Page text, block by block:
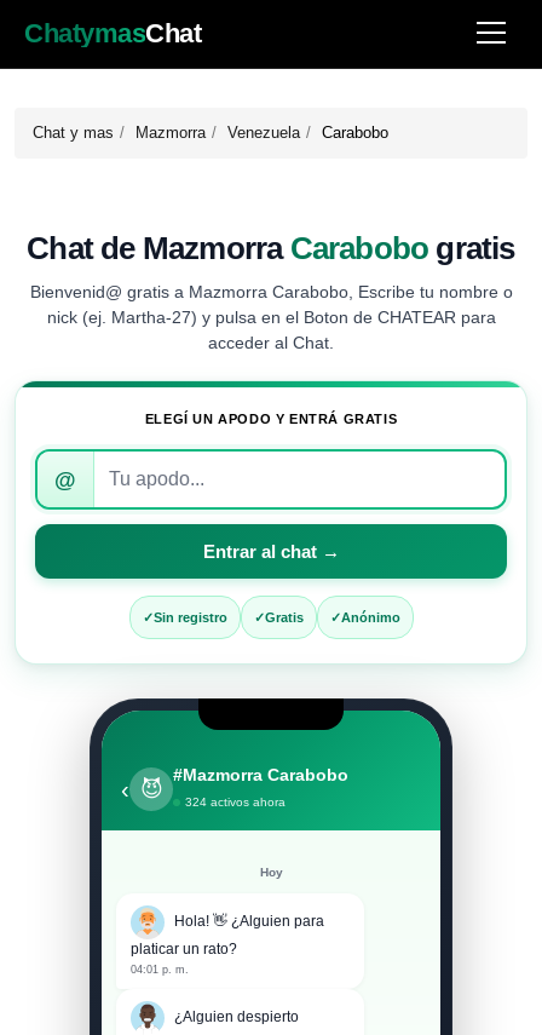
ChatymasChat
Chat y mas Mazmorra Venezuela Carabobo
Chat de Mazmorra Carabobo gratis
Bienvenid@ gratis a Mazmorra Carabobo, Escribe tu nombre o
nick (ej. Martha-27) y pulsa en el Boton de CHATEAR para
acceder al Chat.
ELEGÍ UN APODO Y ENTRÁ GRATIS
Introduce
apodo
para
entrar
@
Entrar al chat →
Sin registro Gratis Anónimo
‹ 😈
#Mazmorra Carabobo
324 activos ahora
Hoy
Hola! 👋 ¿Alguien para
platicar un rato?
04:01 p. m.
¿Alguien despierto